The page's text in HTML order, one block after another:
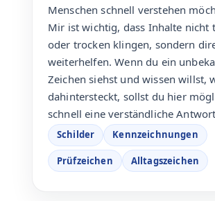
Menschen schnell verstehen
Mir ist wichtig, dass Inhalte nicht
oder trocken klingen, sondern
weiterhelfen. Wenn du ein
Zeichen siehst und wissen willst,
dahintersteckt, sollst du hier
schnell eine verständliche
Schilder Kennzeichnungen
Prüfzeichen Alltagszeichen